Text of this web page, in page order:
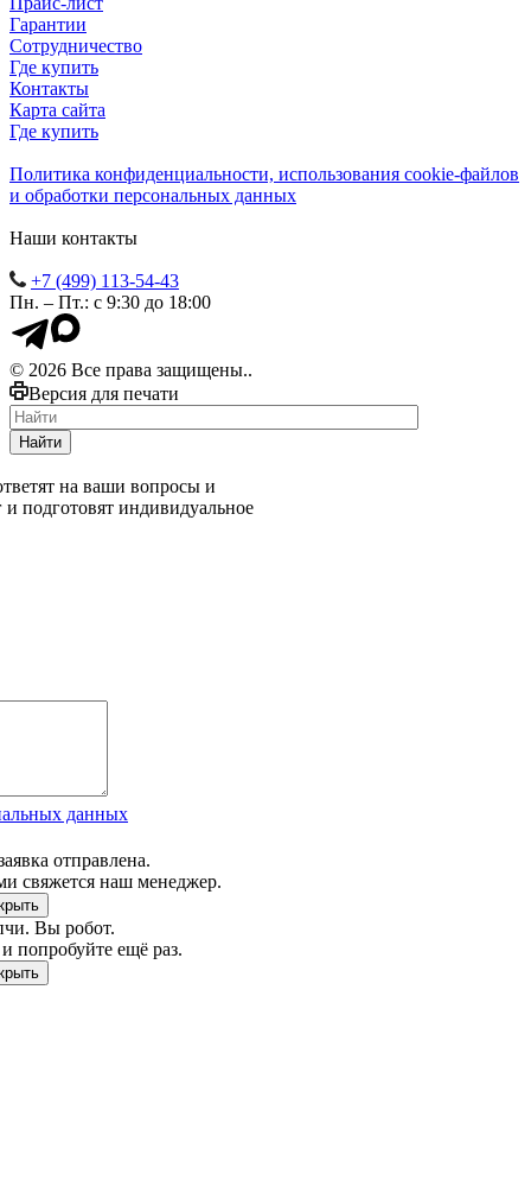
Гарантии
Сотрудничество
Где купить
Контакты
Карта сайта
Где купить
Политика конфиденциальности, использования сookie-файлов
и обработки персональных данных
Наши контакты
+7 (499) 113-54-43
Пн. – Пт.: с 9:30 до 18:00
© 2026 Все права защищены..
Версия для печати
Найти
на ваши вопросы и
и подготовят индивидуальное
данных
отправлена.
свяжется наш менеджер.
Вы робот.
попробуйте ещё раз.